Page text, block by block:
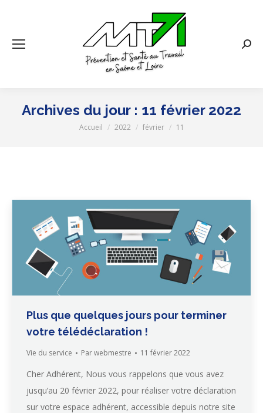
Archives du jour : 11 février 2022
Vous êtes ici :
Accueil 2022 février 11
Plus que quelques jours pour terminer
votre télédéclaration !
Vie du service Parwebmestre 11 février 2022
Cher Adhérent, Nous vous rappelons que vous avez
jusqu’au 20 février 2022, pour réaliser votre déclaration
sur votre espace adhérent, accessible depuis notre site